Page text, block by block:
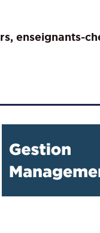
enseignants-